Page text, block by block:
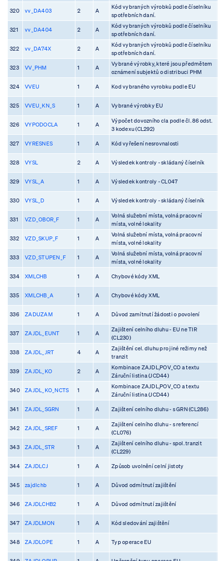
320 vv_DA403 2 A
Kód vybraných výrobků podle číselníku
spotřebních daní.
321 vv_DA404 2 A
Kód vybraných výrobků podle číselníku
spotřebních daní.
322 vv_DA74X 2 A
Kód vybraných výrobků podle číselníku
spotřebních daní.
323 VV_PHM 1 A
Vybrané výrobky, které jsou předmětem
oznámení subjektů o distribuci PHM
324 VVEU 1 A Kod vybraného vyrobku podle EU
325 VVEU_KN_S 1 A Vybrané výrobky EU
326 VYPODOCLA 1 A
Výpočet dovozního cla podle čl. 86 odst.
3 kodexu (CL292)
327 VYRESNES 1 A Kód vyřešení nesrovnalosti
328 VYSL 2 A Výsledek kontroly - skládaný číselník
329 VYSL_A 1 A Výsledek kontroly - CL047
330 VYSL_D 1 A Výsledek kontroly - skládaný číselník
331 VZD_OBOR_F 1 A
Volná služební místa, volná pracovní
místa, volné lokality
332 VZD_SKUP_F 1 A
Volná služební místa, volná pracovní
místa, volné lokality
333 VZD_STUPEN_F 1 A
Volná služební místa, volná pracovní
místa, volné lokality
334 XMLCHB 1 A Chybové kódy XML
335 XMLCHB_A 1 A Chybové kódy XML
336 ZADUZAM 1 A Důvod zamítnutí žádosti o povolení
337 ZAJDL_EUNT 1 A
Zajištení celního dluhu - EU ne TIR
(CL230)
338 ZAJDL_JRT 4 A
Zajištění cel. dluhu pro jiné režimy než
tranzit
339 ZAJDL_KO 2 A
Kombinace ZAJDL,POV_CO a textu
Záruční listina (JCD44)
340 ZAJDL_KO_NCTS 1 A
Kombinace ZAJDL,POV_CO a textu
Záruční listina (JCD44)
341 ZAJDL_SGRN 1 A Zajištení celního dluhu - s GRN (CL286)
342 ZAJDL_SREF 1 A
Zajištení celního dluhu - s referencí
(CL076)
343 ZAJDL_STR 1 A
Zajištení celního dluhu - spol. tranzit
(CL229)
344 ZAJDLCJ 1 A Způsob uvolnění celní jistoty
345 zajdlchb 1 A Důvod odmítnutí zajištění
346 ZAJDLCHB2 1 A Důvod odmítnutí zajištění
347 ZAJDLMON 1 A Kód sledování zajištění
348 ZAJDLOPE 1 A Typ operace EU